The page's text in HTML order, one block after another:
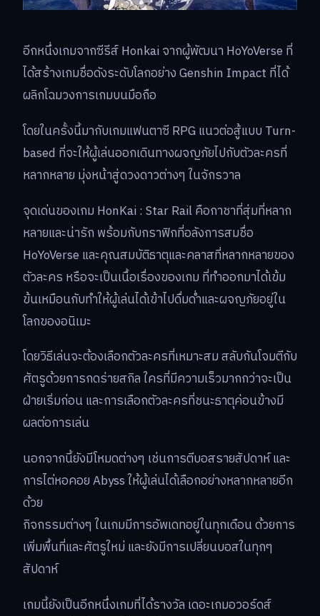
อีกหนึ่งเกมจากซีรีส์ Honkai จากผู้พัฒนา HoYoVerse ที่
ได้สร้างเกมชื่อดังระดับโลกอย่าง Genshin Impact ที่ได้
ผลิกโฉมวงการเกมบนมือถือ
โดยในครั้งนี้มากับเกมแฟนตาซี RPG แนวต่อสู้แบบ Turn-
based ที่จะให้ผู้เล่นออกเดินทางผจญภัยไปกับตัวละครที่
หลากหลาย มุ่งหน้าสู่ดวงดาวต่างๆ ในจักรวาล
จุดเด่นของเกม HonKai : Star Rail คือกาชาที่สุ่มที่หลาก
หลายและน่ารัก พร้อมกับกราฟิกที่อลังการสมชื่อ
HoYoVerse และคุณสมบัติธาตุและคลาสที่หลากหลายของ
ตัวละคร หรือจะเป็นเนื้อเรื่องของเกม ที่ทำออกมาได้เข้ม
ข้นเหมือนกับทำให้ผู้เล่นได้เข้าไปดื่มดํ่าและผจญภัยอยู่ใน
โลกของอนิเมะ
โดยวิธีเล่นจะต้องเลือกตัวละครที่เหมาะสม สลับกันโจมตีกับ
ศัตรูด้วยการกดร่ายสกิล ใครที่มีความเร็วมากกว่าจะเป็น
ฝ่ายเริ่มก่อน และการเลือกตัวละครที่ชนะธาตุค่อนข้างมี
ผลต่อการเล่น
นอกจากนี้ยังมีโหมดต่างๆ เช่นการตีบอสรายสัปดาห์ และ
การไต่หอคอย Abyss ให้ผู้เล่นได้เลือกอย่างหลากหลายอีก
ด้วย
กิจกรรมต่างๆ ในเกมมีการอัพเดทอยู่ในทุกเดือน ด้วยการ
เพิ่มพื้นที่และศัตรูใหม่ และยังมีการเปลี่ยนบอสในทุกๆ
สัปดาห์
เกมนี้ยังเป็นอีกหนึ่งเกมที่ได้รางวัล เดอะเกมอวอร์ดส์